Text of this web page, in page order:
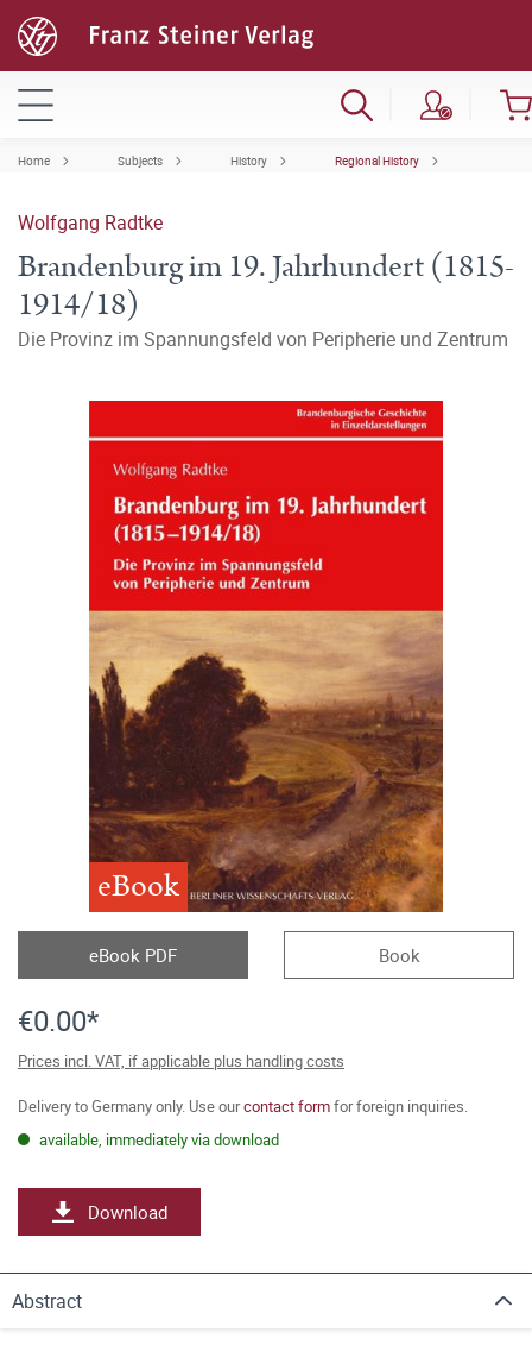
Home Subjects History Regional History
Wolfgang Radtke
Brandenburg im 19. Jahrhundert (1815-
1914/18)
Die Provinz im Spannungsfeld von Peripherie und Zentrum
eBook
eBook PDF Book
€0.00*
Prices incl. VAT, if applicable plus handling costs
Delivery to Germany only. Use ourcontact formfor foreign inquiries.
available, immediately via download
Download
Abstract